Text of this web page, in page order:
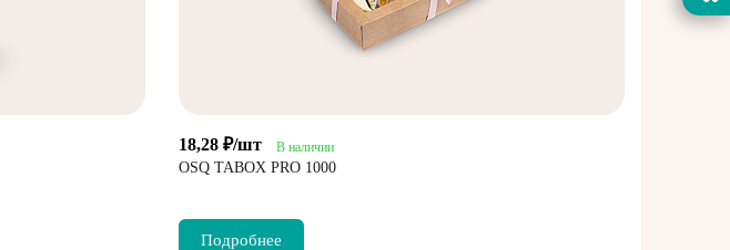
18,28 ₽/шт В наличии
OSQ TABOX PRO 1000
Подробнее